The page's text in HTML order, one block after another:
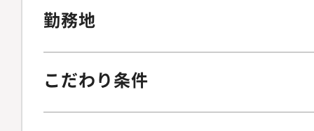
勤務地
こだわり条件